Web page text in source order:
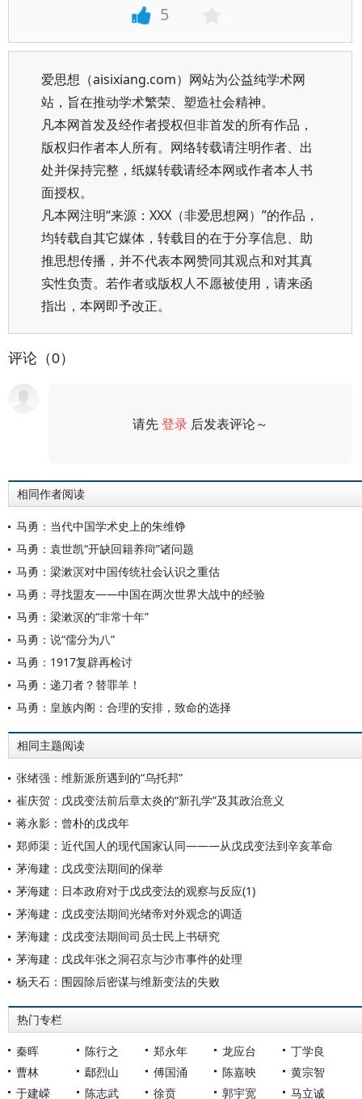
5
爱思想（aisixiang.com）网站为公益纯学术网
站，旨在推动学术繁荣、塑造社会精神。
凡本网首发及经作者授权但非首发的所有作品，
版权归作者本人所有。网络转载请注明作者、出
处并保持完整，纸媒转载请经本网或作者本人书
面授权。
凡本网注明“来源：XXX（非爱思想网）”的作品，
均转载自其它媒体，转载目的在于分享信息、助
推思想传播，并不代表本网赞同其观点和对其真
实性负责。若作者或版权人不愿被使用，请来函
指出，本网即予改正。
评论（0）
请先登录 后发表评论～
相同作者阅读
马勇：当代中国学术史上的朱维铮
马勇：袁世凯“开缺回籍养疴”诸问题
马勇：梁漱溟对中国传统社会认识之重估
马勇：寻找盟友——中国在两次世界大战中的经验
马勇：梁漱溟的“非常十年”
马勇：说“儒分为八”
马勇：1917复辟再检讨
马勇：递刀者？替罪羊！
马勇：皇族内阁：合理的安排，致命的选择
相同主题阅读
张绪强：维新派所遇到的“乌托邦”
崔庆贺：戊戌变法前后章太炎的“新孔学”及其政治意义
蒋永影：曾朴的戊戌年
郑师渠：近代国人的现代国家认同———从戊戌变法到辛亥革命
茅海建：戊戌变法期间的保举
茅海建：日本政府对于戊戌变法的观察与反应(1)
茅海建：戊戌变法期间光绪帝对外观念的调适
茅海建：戊戌变法期间司员士民上书研究
茅海建：戊戌年张之洞召京与沙市事件的处理
杨天石：围园除后密谋与维新变法的失败
热门专栏
秦晖 陈行之 郑永年 龙应台
丁学良
曹林
鄢烈山 傅国涌 陈嘉映
黄宗智
于建嵘
陈志武 徐贲 郭宇宽 马立诚